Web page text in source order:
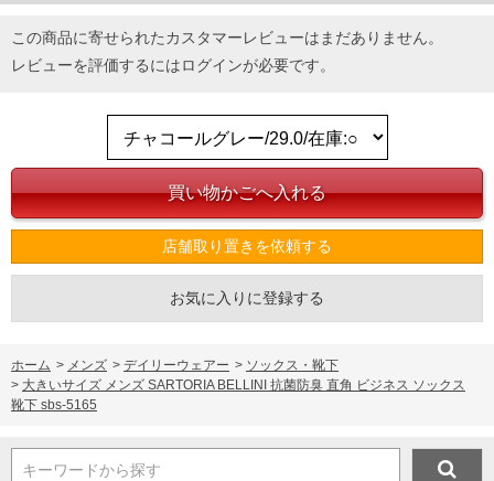
この商品に寄せられたカスタマーレビューはまだありません。
レビューを評価するにはログインが必要です。
店舗取り置きを依頼する
お気に入りに登録する
ホーム > メンズ > デイリーウェアー > ソックス・靴下
> 大きいサイズ メンズ SARTORIA BELLINI 抗菌防臭 直角 ビジネス ソックス
靴下 sbs-5165
キーワードから探す